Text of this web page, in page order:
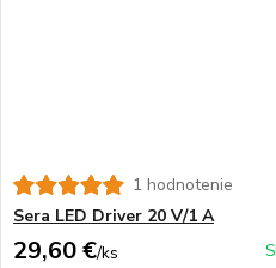
1 hodnotenie
Sera LED Driver 20 V/1 A
29,60 €/ks